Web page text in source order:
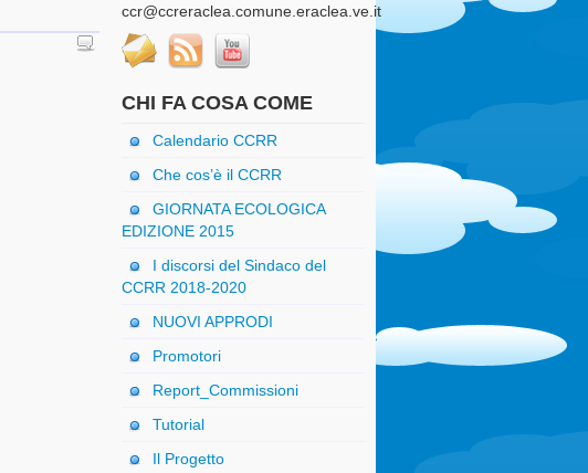
ccr@ccreraclea.comune.eraclea.ve.it
CHI FA COSA COME
Calendario CCRR
Che cos’è il CCRR
GIORNATA ECOLOGICA
EDIZIONE 2015
I discorsi del Sindaco del
CCRR 2018-2020
NUOVI APPRODI
Promotori
Report_Commissioni
Tutorial
Il Progetto